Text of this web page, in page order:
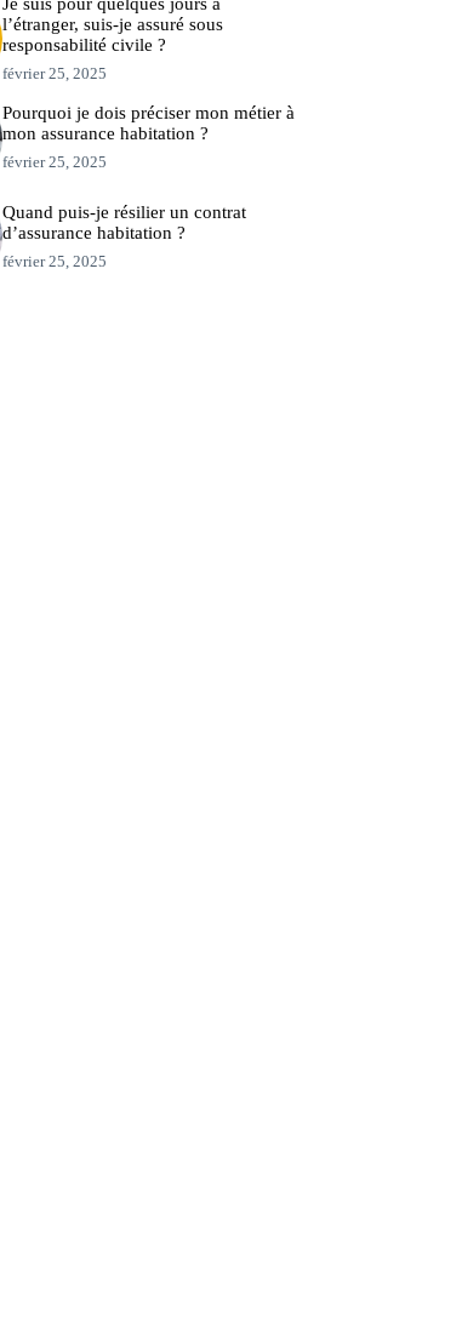
Je suis pour quelques jours à
l’étranger, suis-je assuré sous
responsabilité civile ?
février 25, 2025
Pourquoi je dois préciser mon métier à
mon assurance habitation ?
février 25, 2025
Quand puis-je résilier un contrat
d’assurance habitation ?
février 25, 2025